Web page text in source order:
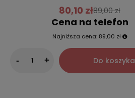
80,10 zł89,00 zł
Cena na telefon
Najniższa cena: 89,00 zł
- + Do koszyka